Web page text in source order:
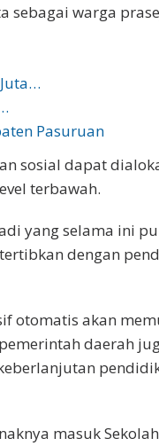
sebagai warga
Pasuruan
sosial dapat
terbawah.
yang selama ini
dengan
otomatis akan
daerah
masuk